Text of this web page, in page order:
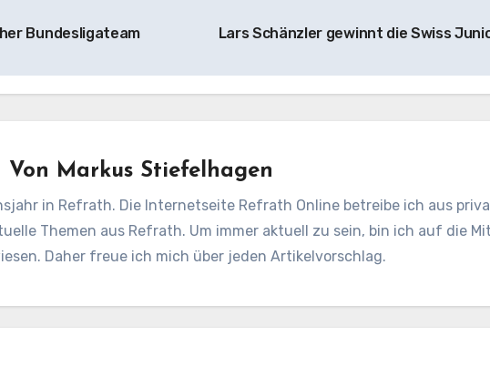
Bundesligateam Lars Schänzler gewinnt die Swiss
Von Markus Stiefelhagen
in Refrath. Die Internetseite Refrath Online betreibe ich aus
Themen aus Refrath. Um immer aktuell zu sein, bin ich auf die
Daher freue ich mich über jeden Artikelvorschlag.